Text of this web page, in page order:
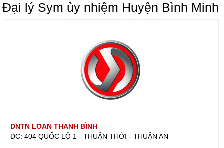
Đại lý Sym ủy nhiệm Huyện Bình Minh
DNTN LOAN THANH BÌNH
ĐC: 404 QUỐC LỘ 1 - THUẬN THỚI - THUẬN AN